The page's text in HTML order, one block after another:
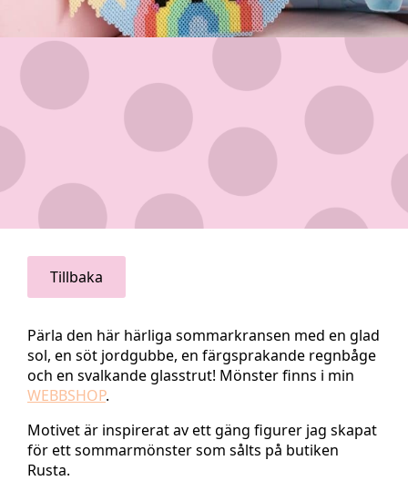
Tillbaka
Pärla den här härliga sommarkransen med en glad
sol, en söt jordgubbe, en färgsprakande regnbåge
och en svalkande glasstrut! Mönster finns i min
WEBBSHOP.
Motivet är inspirerat av ett gäng figurer jag skapat
för ett sommarmönster som sålts på butiken
Rusta.